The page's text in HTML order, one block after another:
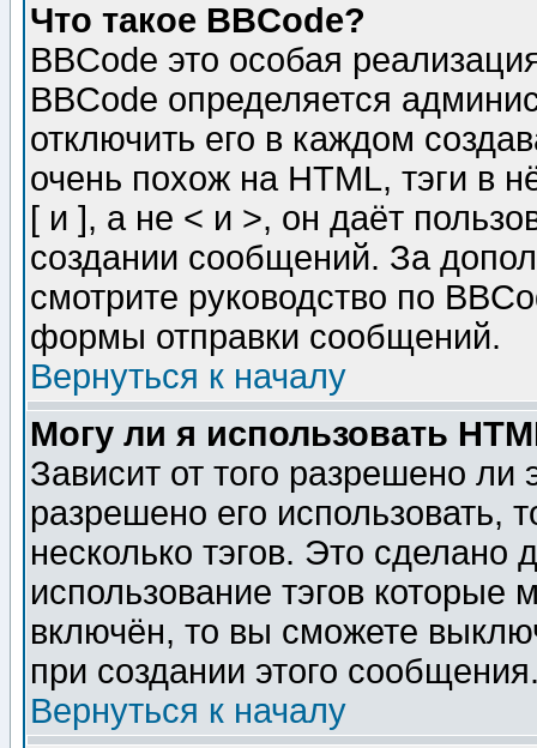
Что такое BBCode?
BBCode это особая
BBCode определяется
отключить его в каждом
очень похож на HTML, тэги в
[ и ], а не < и >, он даёт
создании сообщений. За
смотрите руководство по
формы отправки сообщений.
Вернуться к началу
Могу ли я использовать
Зависит от того разрешено
разрешено его использовать,
несколько тэгов. Это сделано
использование тэгов
включён, то вы сможете
при создании этого
Вернуться к началу